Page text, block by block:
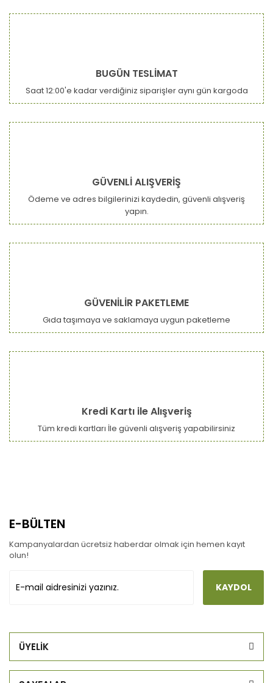
BUGÜN TESLİMAT
Saat 12:00'e kadar verdiğiniz siparişler aynı gün kargoda
GÜVENLİ ALIŞVERİŞ
Ödeme ve adres bilgilerinizi kaydedin, güvenli alışveriş
yapın.
GÜVENİLİR PAKETLEME
Gıda taşımaya ve saklamaya uygun paketleme
Kredi Kartı ile Alışveriş
Tüm kredi kartları İle güvenli alışveriş yapabilirsiniz
E-BÜLTEN
Kampanyalardan ücretsiz haberdar olmak için hemen kayıt
olun!
KAYDOL
ÜYELİK